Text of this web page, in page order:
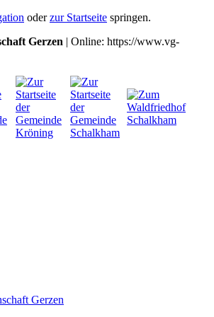
oderzur Startseite springen.
Gerzen | Online: https://www.vg-